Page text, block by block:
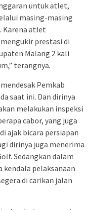
untuk atlet,
masing-masing
Karena atlet
prestasi di
Malang 2 kali
terangnya.
Pemkab
saat ini. Dan dirinya
melakukan inspeksi
cabor, yang juga
ajak bicara persiapan
dirinya juga menerima
Sedangkan dalam
kendala pelaksanaan
di carikan jalan